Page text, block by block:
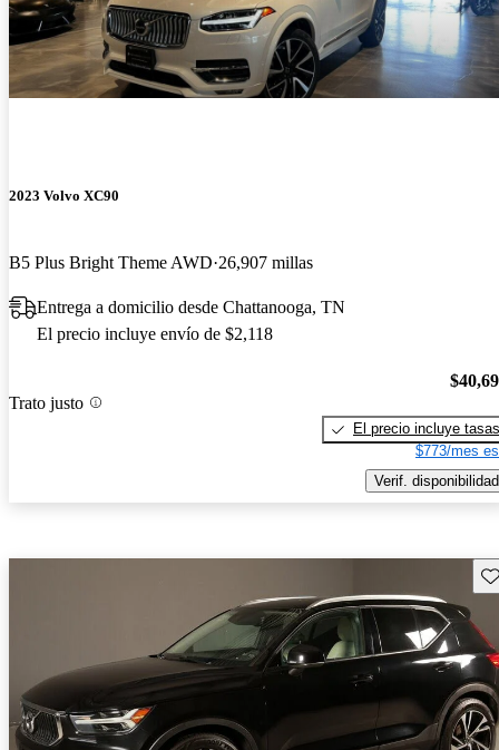
2023 Volvo XC90
B5 Plus Bright Theme AWD 26,907 millas
Entrega a domicilio desde Chattanooga, TN
El precio incluye envío de $2,118
Trato justo
El precio incluye tasas
$773/mes
Verif. disponibilidad